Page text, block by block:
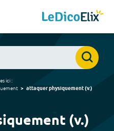
ici :
attaquer physiquement(v.)
(v.)